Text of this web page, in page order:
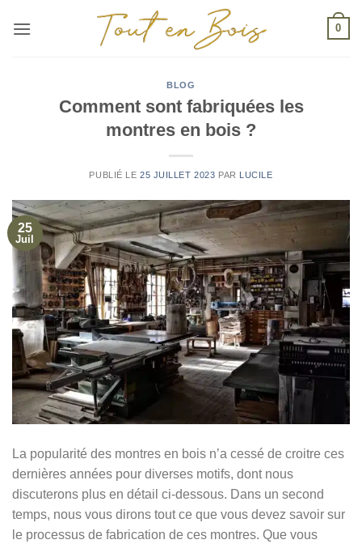
0
BLOG
Comment sont fabriquées les
montres en bois ?
PUBLIÉ LE 25 JUILLET 2023 PAR LUCILE
25
Juil
La popularité des montres en bois n’a cessé de croitre ces
dernières années pour diverses motifs, dont nous
discuterons plus en détail ci-dessous. Dans un second
temps, nous vous dirons tout ce que vous devez savoir sur
le processus de fabrication de ces montres. Que vous